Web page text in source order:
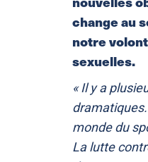
change au
notre
sexuelles.
« Il y a
monde du
La lutte